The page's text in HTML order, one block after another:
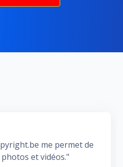
me permet de
et vidéos."